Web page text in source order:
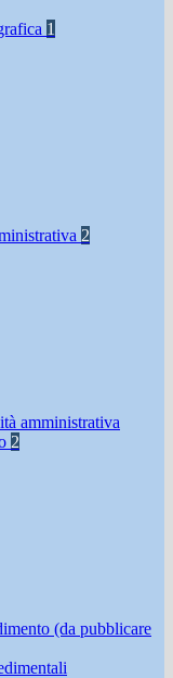
1
2
amministrativa
2
(da pubblicare